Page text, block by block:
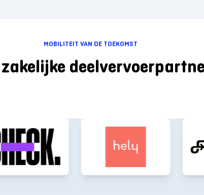
MOBILITEIT VAN DE TOEKOMST
zakelijke